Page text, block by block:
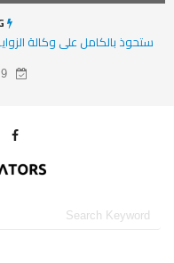
TRENDING
8 مشاريع وشركات ناشئة ومتوسعة عليها الأنظار في 2025